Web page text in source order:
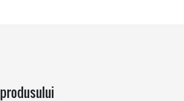
produsului